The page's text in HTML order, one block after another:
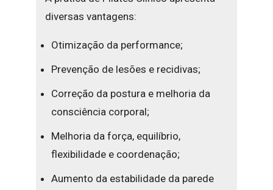
diversas vantagens:
Otimização da performance;
Prevenção de lesões e recidivas;
Correção da postura e melhoria da
consciência corporal;
Melhoria da força, equilíbrio,
flexibilidade e coordenação;
Aumento da estabilidade da parede